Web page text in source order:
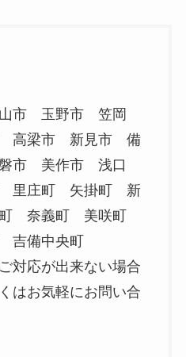
市 玉野市 笠岡
高梁市 新見市 備
市 美作市 浅口
里庄町 矢掛町 新
奈義町 美咲町
吉備中央町
対応が出来ない場合
はお気軽にお問い合